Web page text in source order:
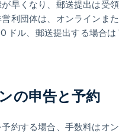
早くなり、郵送提出は受
利団体は、オンラインま
ドル、郵送提出する場合は
の申告と予約
約する場合、手数料はオ